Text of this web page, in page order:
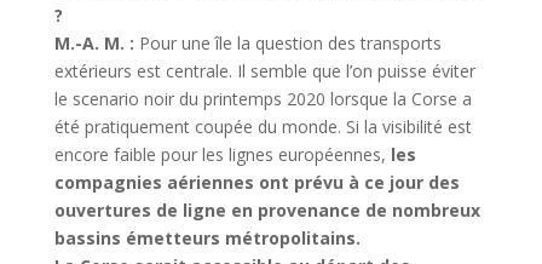
?
M.-A. M. : Pour une île la question des transports
extérieurs est centrale. Il semble que l’on puisse éviter
le scenario noir du printemps 2020 lorsque la Corse a
été pratiquement coupée du monde. Si la visibilité est
encore faible pour les lignes européennes, les
compagnies aériennes ont prévu à ce jour des
ouvertures de ligne en provenance de nombreux
bassins émetteurs métropolitains.